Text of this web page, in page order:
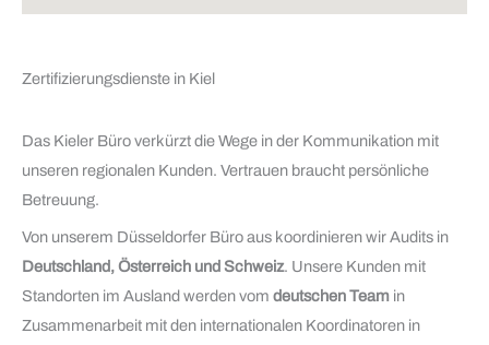
Zertifizierungsdienste in Kiel
Das Kieler Büro verkürzt die Wege in der Kommunikation mit
unseren regionalen Kunden. Vertrauen braucht persönliche
Betreuung.
Von unserem Düsseldorfer Büro aus koordinieren wir Audits in
Deutschland, Österreich und Schweiz. Unsere Kunden mit
Standorten im Ausland werden vom deutschen Team in
Zusammenarbeit mit den internationalen Koordinatoren in